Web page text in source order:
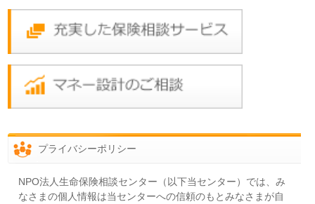
プライバシーポリシー
NPO法人生命保険相談センター（以下当センター）では、み
なさまの個人情報は当センターへの信頼のもとみなさまが自